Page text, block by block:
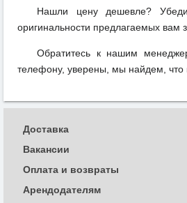
Нашли цену дешевле?
оригинальности предлагаемых вам
Обратитесь к нашим
телефону, уверены, мы найдем, что
Доставка
Вакансии
Оплата и возвраты
Арендодателям